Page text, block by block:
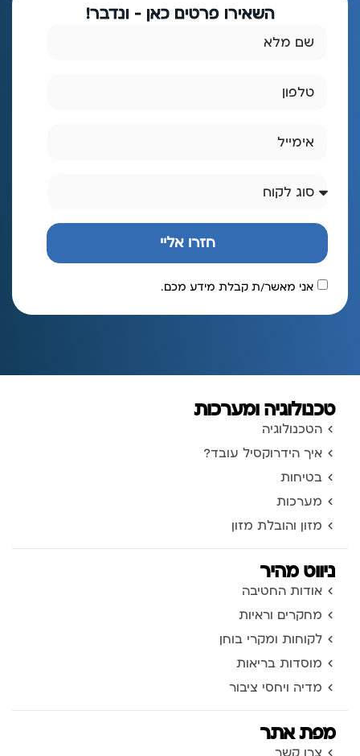
השאירו פרטים כאן - ונדבר!
אני מאשר/ת קבלת מידע מכם.
חזרו אליי
טכנולוגיה ומערכות
הטכנולוגיה
איך הידרוקסיל עובד?
בטיחות
מערכות
מזון והובלת מזון
ניווט מהיר
אודות החטיבה
מחקרים וראיות
לקוחות ומקרי בוחן
מוסדות בריאות
מדיה ויחסי ציבור
מפת אתר
צרו קשר